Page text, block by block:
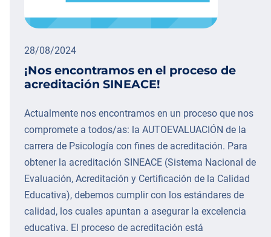
28/08/2024
¡Nos encontramos en el proceso de
acreditación SINEACE!
Actualmente nos encontramos en un proceso que nos
compromete a todos/as: la AUTOEVALUACIÓN de la
carrera de Psicología con fines de acreditación. Para
obtener la acreditación SINEACE (Sistema Nacional de
Evaluación, Acreditación y Certificación de la Calidad
Educativa), debemos cumplir con los estándares de
calidad, los cuales apuntan a asegurar la excelencia
educativa. El proceso de acreditación está